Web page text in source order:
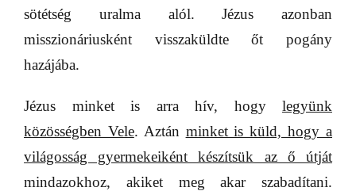
sötétség uralma alól. Jézus azonban
misszionáriusként visszaküldte őt pogány
hazájába.
Jézus minket is arra hív, hogy legyünk
közösségben Vele. Aztán minket is küld, hogy a
világosság gyermekeiként készítsük az ő útját
mindazokhoz, akiket meg akar szabadítani.